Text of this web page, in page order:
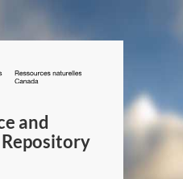
/
Canada
and